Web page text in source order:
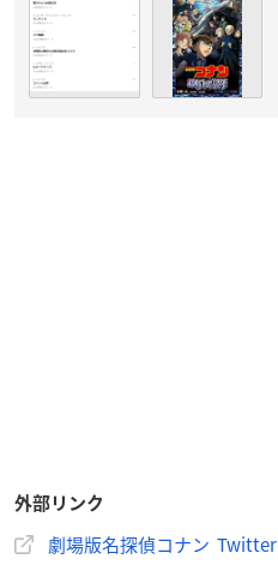
外部リンク
劇場版名探偵コナン Twitter